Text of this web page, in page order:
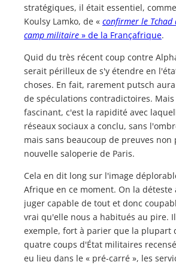
stratégiques, il était essentiel,
Koulsy Lamko, de « confirmer le
camp militaire » de la Françafrique.
Quid du très récent coup contre
serait périlleux de s'y étendre en
choses. En fait, rarement putsch
de spéculations contradictoires.
fascinant, c'est la rapidité avec
réseaux sociaux a conclu, sans
mais sans beaucoup de preuves non
nouvelle saloperie de Paris.
Cela en dit long sur l'image
Afrique en ce moment. On la déteste
juger capable de tout et donc
vrai qu'elle nous a habitués au pire.
exemple, fort à parier que la plupart
quatre coups d'État militaires
eu lieu dans le « pré-carré », les